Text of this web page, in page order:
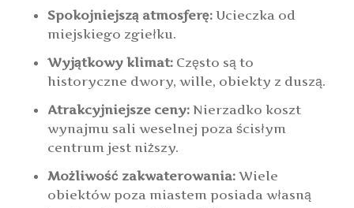
Spokojniejszą atmosferę: Ucieczka od
miejskiego zgiełku.
Wyjątkowy klimat: Często są to
historyczne dwory, wille, obiekty z duszą.
Atrakcyjniejsze ceny: Nierzadko koszt
wynajmu sali weselnej poza ścisłym
centrum jest niższy.
Możliwość zakwaterowania: Wiele
obiektów poza miastem posiada własną